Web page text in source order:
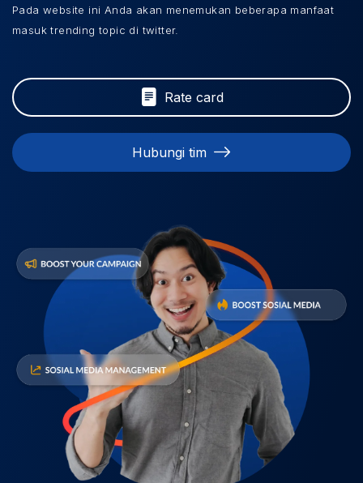
Pada website ini Anda akan menemukan beberapa manfaat
masuk trending topic di twitter.
Rate card
Hubungi tim